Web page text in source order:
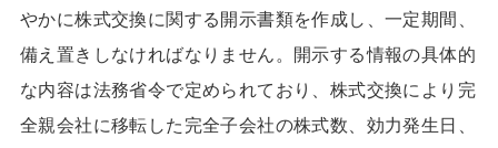
やかに株式交換に関する開示書類を作成し、一定期間、
備え置きしなければなりません。開示する情報の具体的
な内容は法務省令で定められており、株式交換により完
全親会社に移転した完全子会社の株式数、効力発生日、